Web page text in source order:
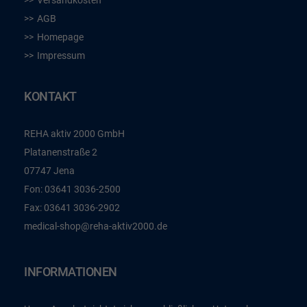
AGB
Homepage
Impressum
KONTAKT
REHA aktiv 2000 GmbH
Platanenstraße 2
07747 Jena
Fon: 03641 3036-2500
Fax: 03641 3036-2902
medical-shop@reha-aktiv2000.de
INFORMATIONEN